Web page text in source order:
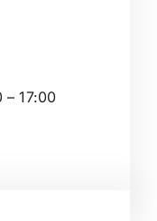
– 17:00